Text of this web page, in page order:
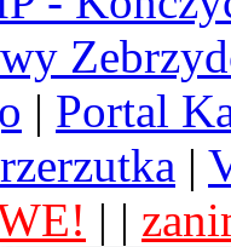
| Portal
|
| |